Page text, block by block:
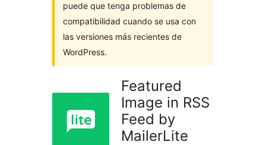
puede que tenga problemas de
compatibilidad cuando se usa con
las versiones más recientes de
WordPress.
Featured
Image in RSS
Feed by
MailerLite